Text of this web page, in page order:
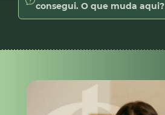
consegui. O que muda aqui?